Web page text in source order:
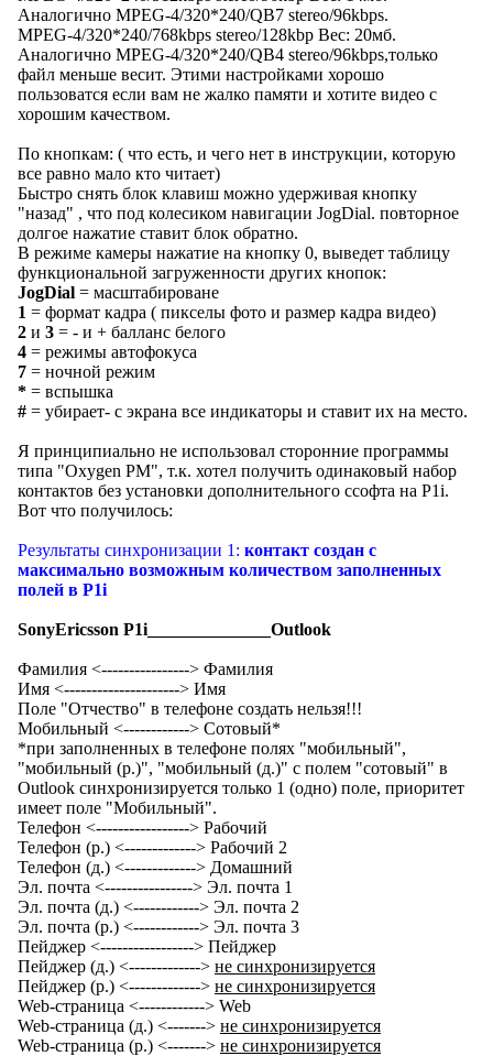
Аналогично MPEG-4/320*240/QB7 stereo/96kbps.
MPEG-4/320*240/768kbps stereo/128kbp Вес: 20мб.
Аналогично MPEG-4/320*240/QB4 stereo/96kbps,только
файл меньше весит. Этими настройками хорошо
пользоватся если вам не жалко памяти и хотите видео с
хорошим качеством.
По кнопкам: ( что есть, и чего нет в инструкции, которую
все равно мало кто читает)
Быстро снять блок клавиш можно удерживая кнопку
"назад" , что под колесиком навигации JogDial. повторное
долгое нажатие ставит блок обратно.
В режиме камеры нажатие на кнопку 0, выведет таблицу
функциональной загруженности других кнопок:
JogDial = масштабироване
1 = формат кадра ( пикселы фото и размер кадра видео)
2 и 3 = - и + балланс белого
4 = режимы автофокуса
7 = ночной режим
* = вспышка
# = убирает- с экрана все индикаторы и ставит их на место.
Я принципиально не использовал сторонние программы
типа "Oxygen PM", т.к. хотел получить одинаковый набор
контактов без установки дополнительного ссофта на P1i.
Вот что получилось:
Результаты синхронизации 1: контакт создан с
максимально возможным количеством заполненных
полей в P1i
SonyEricsson P1i______________Outlook
Фамилия <----------------> Фамилия
Имя <---------------------> Имя
Поле "Отчество" в телефоне создать нельзя!!!
Мобильный <------------> Сотовый*
*при заполненных в телефоне полях "мобильный",
"мобильный (р.)", "мобильный (д.)" с полем "сотовый" в
Outlook синхронизируется только 1 (одно) поле, приоритет
имеет поле "Мобильный".
Телефон <-----------------> Рабочий
Телефон (р.) <-------------> Рабочий 2
Телефон (д.) <-------------> Домашний
Эл. почта <----------------> Эл. почта 1
Эл. почта (д.) <------------> Эл. почта 2
Эл. почта (р.) <------------> Эл. почта 3
Пейджер <-----------------> Пейджер
Пейджер (д.) <-------------> не синхронизируется
Пейджер (р.) <-------------> не синхронизируется
Web-страница <------------> Web
Web-страница (д.) <-------> не синхронизируется
Web-страница (р.) <-------> не синхронизируется